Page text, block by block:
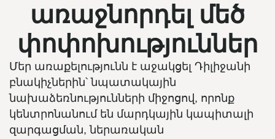
առաջնորդել մեծ
փոփոխություններ
Մեր առաքելությունն է աջակցել Դիլիջանի
բնակիչներին՝ նպատակային
նախաձեռնությունների միջոցով, որոնք
կենտրոնանում են մարդկային կապիտալի
զարգացման, ներառական